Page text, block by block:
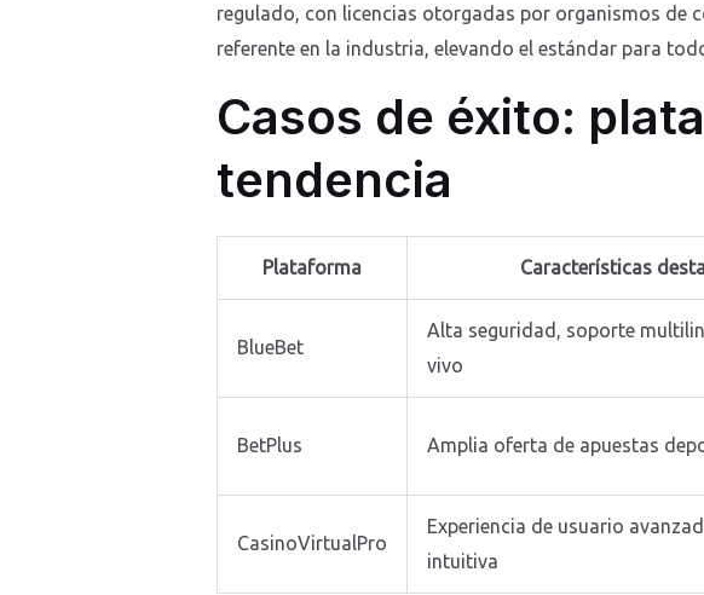
regulado, con licencias otorgadas por organismos de
referente en la industria, elevando el estándar para
Casos de éxito:
tendencia
Plataforma Características
BlueBet
Alta seguridad, soporte
vivo
BetPlus Amplia oferta de apuestas
CasinoVirtualPro
Experiencia de usuario
intuitiva